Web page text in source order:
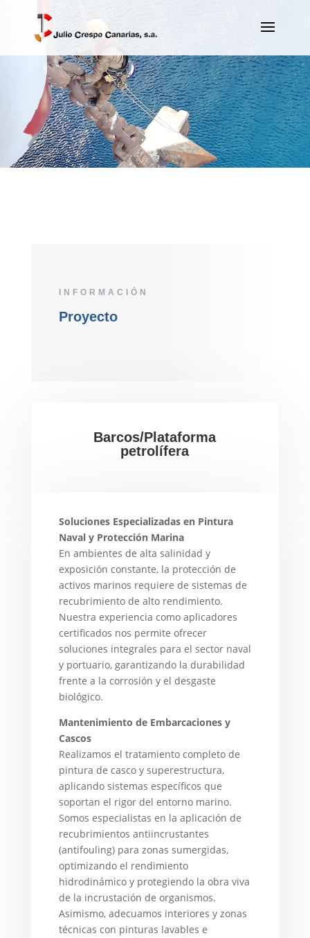
INFORMACIÓN
Proyecto
Barcos/Plataforma
petrolífera
Soluciones Especializadas en Pintura
Naval y Protección Marina
En ambientes de alta salinidad y
exposición constante, la protección de
activos marinos requiere de sistemas de
recubrimiento de alto rendimiento.
Nuestra experiencia como aplicadores
certificados nos permite ofrecer
soluciones integrales para el sector naval
y portuario, garantizando la durabilidad
frente a la corrosión y el desgaste
biológico.
Mantenimiento de Embarcaciones y
Cascos
Realizamos el tratamiento completo de
pintura de casco y superestructura,
aplicando sistemas específicos que
soportan el rigor del entorno marino.
Somos especialistas en la aplicación de
recubrimientos antiincrustantes
(antifouling) para zonas sumergidas,
optimizando el rendimiento
hidrodinámico y protegiendo la obra viva
de la incrustación de organismos.
Asimismo, adecuamos interiores y zonas
técnicas con pinturas lavables e